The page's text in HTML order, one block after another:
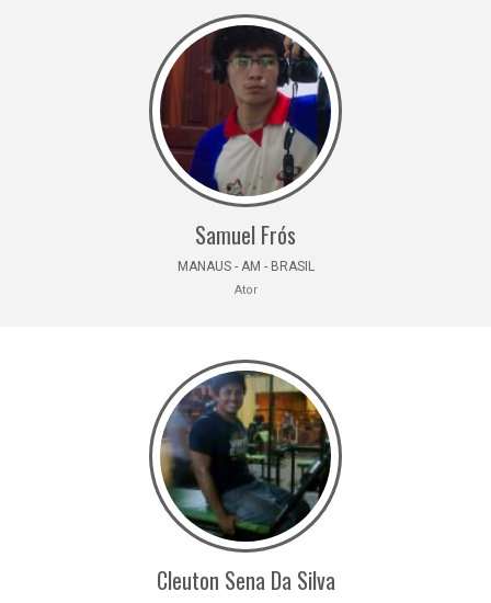
Samuel Frós
MANAUS - AM - BRASIL
Ator
Cleuton Sena Da Silva